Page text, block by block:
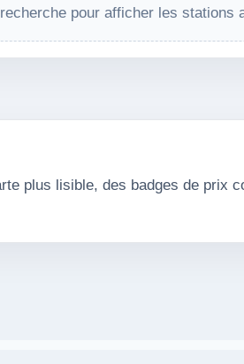
pour afficher les stations
plus lisible, des badges de prix